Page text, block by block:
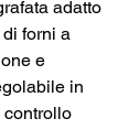
adatto
forni a
e
in
controllo